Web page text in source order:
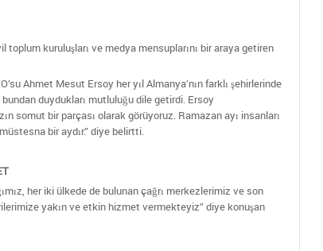
kuruluşları ve medya mensuplarını bir araya getiren
Ahmet Mesut Ersoy her yıl Almanya’nın farklı şehirlerinde
duydukları mutluluğu dile getirdi. Ersoy
somut bir parçası olarak görüyoruz. Ramazan ayı insanları
bir aydır.” diye belirtti.
her iki ülkede de bulunan çağrı merkezlerimiz ve son
yakın ve etkin hizmet vermekteyiz” diye konuşan